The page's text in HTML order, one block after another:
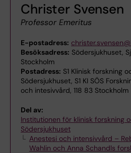
Christer Svensen
Professor Emeritus
E-postadress:
Besöksadress: Södersjukhuset,
Stockholm
Postadress: S1 Klinisk forskning
Södersjukhuset, S1 KI SÖS
och intesivvård, 118 83 Stockholm
Del av:
Institutionen för klinisk forskning
Södersjukhuset
Anestesi och intensivvård –
Wahlin och Anna Schandls